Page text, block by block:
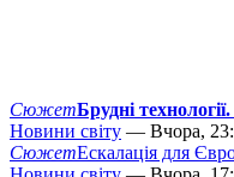
СюжетБрудні
Новини світу — Вчора,
СюжетЕскалація для